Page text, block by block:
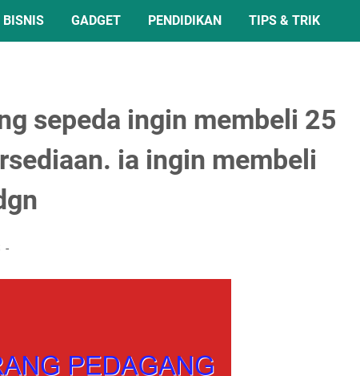
BISNIS GADGET PENDIDIKAN TIPS & TRIK
sepeda ingin membeli 25
ia ingin membeli